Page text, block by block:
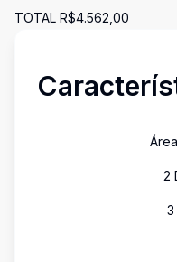
TOTAL R$4.562,00
2
3